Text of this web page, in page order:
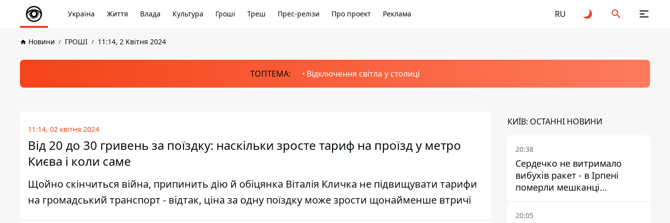
Україна Життя Влада Культура Гроші Треш Прес-релізи Про проект Реклама RU
Новини ГРОШІ 11:14, 2 Квітня 2024
ТОПТЕМА: Відключення світла у столиці
11:14, 02 квітня 2024
Від 20 до 30 гривень за поїздку: наскільки зросте тариф на проїзд у метро
Києва і коли саме
Щойно скінчиться війна, припинить дію й обіцянка Віталія Кличка не підвищувати тарифи
на громадський транспорт - відтак, ціна за одну поїздку може зрости щонайменше втричі
КИЇВ: ОСТАННІ НОВИНИ
20:38
Сердечко не витримало
вибухів ракет - в Ірпені
померли мешканці
притулку для собак з
інвалідністю
20:05